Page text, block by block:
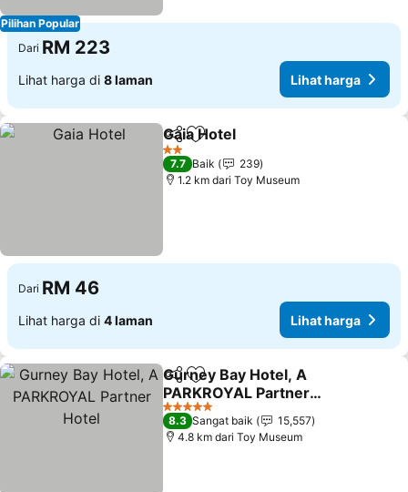
Pilihan Popular
Dari RM 223
Lihat harga di 8 laman Lihat harga
KongsiTambah ke favorit
Gaia Hotel
2 Bintang
7.7 Baik
239
1.2 km dari Toy Museum
Dari RM 46
Lihat harga di 4 laman Lihat harga
KongsiTambah ke favorit
Gurney Bay Hotel, A
PARKROYAL Partner
Hotel
5 Bintang
8.3 Sangat baik
15,557
4.8 km dari Toy Museum